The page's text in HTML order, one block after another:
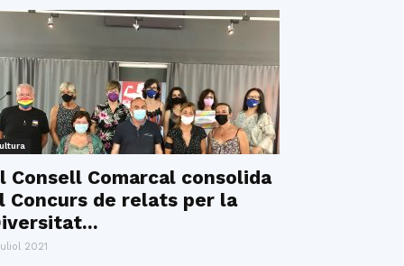
Consell Comarcal consolida
Concurs de relats per la
2021